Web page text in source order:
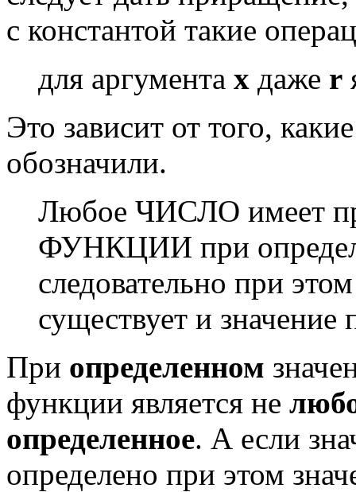
с константой такие
для аргумента x даже r
Это зависит от того,
обозначили.
Любое ЧИСЛО имеет
ФУНКЦИИ при
следовательно при
существует и значение
При определенном
функции является не
определенное. А если
определено при этом